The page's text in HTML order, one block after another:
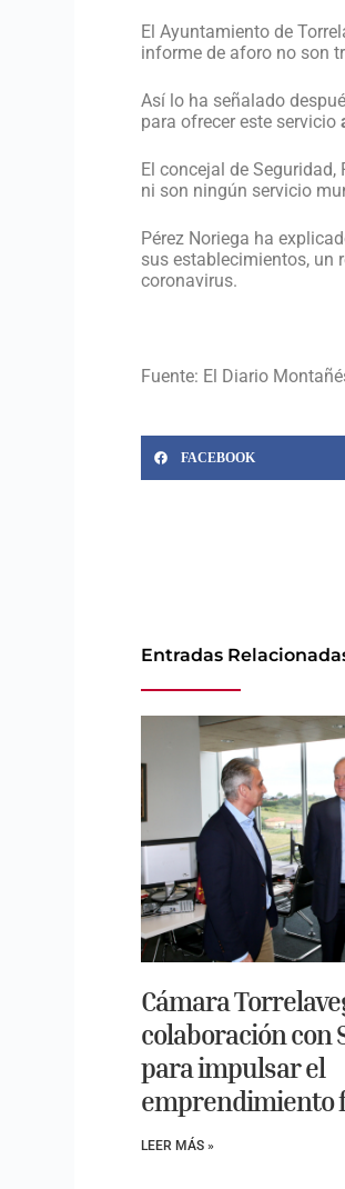
El Ayuntamiento de
informe de aforo no son
Así lo ha señalado
para ofrecer este servicio
El concejal de
ni son ningún servicio
Pérez Noriega ha
sus establecimientos, un
coronavirus.
Fuente: El Diario
FACEBOOK
Entradas
Cámara
colaboración con
para impulsar el
emprendimiento
LEER MÁS »